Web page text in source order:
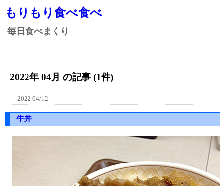
もりもり食べ食べ
毎日食べまくり
2022年 04月 の記事 (1件)
2022 04/12
牛丼